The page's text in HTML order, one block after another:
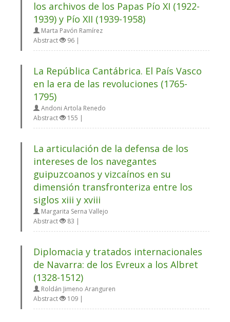
los archivos de los Papas Pío XI (1922-
1939) y Pío XII (1939-1958)
Marta Pavón Ramírez
Abstract
96 |
La República Cantábrica. El País Vasco
en la era de las revoluciones (1765-
1795)
Andoni Artola Renedo
Abstract
155 |
La articulación de la defensa de los
intereses de los navegantes
guipuzcoanos y vizcaínos en su
dimensión transfronteriza entre los
siglos xiii y xviii
Margarita Serna Vallejo
Abstract
83 |
Diplomacia y tratados internacionales
de Navarra: de los Evreux a los Albret
(1328-1512)
Roldán Jimeno Aranguren
Abstract
109 |